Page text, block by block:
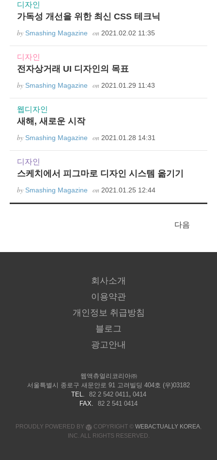
디자인
가독성 개선을 위한 최신 CSS 테크닉
by Smashing Magazine on 2021.02.02 11:35
디자인
전자상거래 UI 디자인의 목표
by Smashing Magazine on 2021.01.29 11:43
웹디자인
새해, 새로운 시작
by Smashing Magazine on 2021.01.28 14:31
디자인
스케치에서 피그마로 디자인 시스템 옮기기
by Smashing Magazine on 2021.01.25 12:44
다음
회사소개
이용약관
개인정보 취급방침
블로그
광고안내
웹액츄얼리코리아㈜
서울특별시 종로구 새문안로 91 고려빌딩 404호 (우)03182
TEL.
82 2 542 0411 , 0414
FAX.
82 2 541 0414
PROUDLY POWERED BY COPYRIGHT © WEBACTUALLY KOREA,
INC. ALL RIGHTS RESERVED.